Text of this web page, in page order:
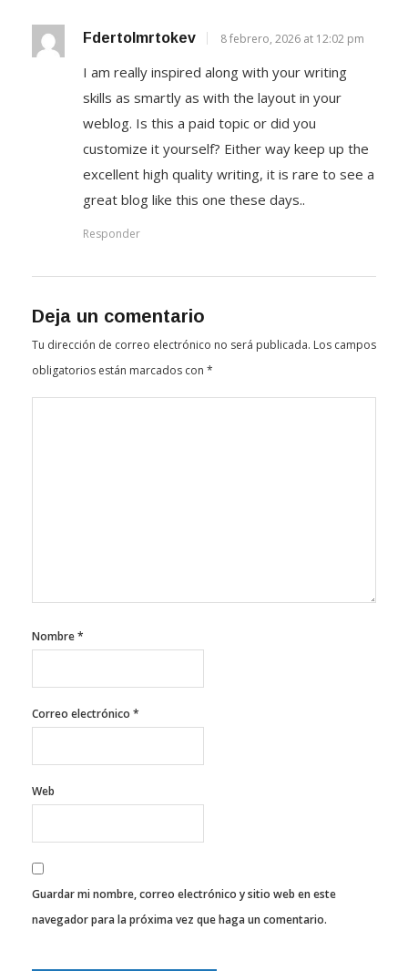
Fdertolmrtokev 8 febrero, 2026 at 12:02 pm
I am really inspired along with your writing
skills as smartly as with the layout in your
weblog. Is this a paid topic or did you
customize it yourself? Either way keep up the
excellent high quality writing, it is rare to see a
great blog like this one these days..
Responder
Deja un comentario
Tu dirección de correo electrónico no será publicada. Los campos
obligatorios están marcados con *
Nombre*
Correo electrónico *
Web
Guardar mi nombre, correo electrónico y sitio web en este
navegador para la próxima vez que haga un comentario.